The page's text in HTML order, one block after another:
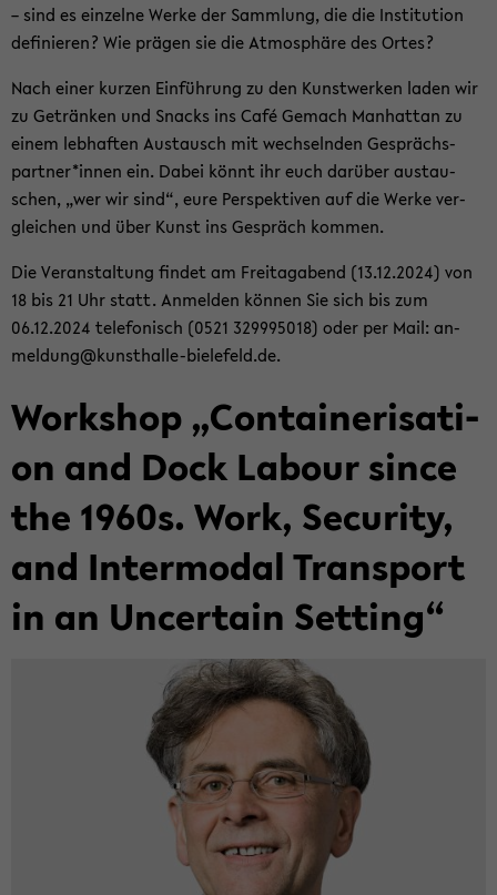
– sind es ein­zel­ne Werke der Samm­lung, die die In­sti­tu­ti­on
de­fi­nie­ren? Wie prä­gen sie die At­mo­sphä­re des Ortes?
Nach einer kur­zen Ein­füh­rung zu den Kunst­wer­ken laden wir
zu Ge­trän­ken und Snacks ins Café Ge­mach Man­hat­tan zu
einem leb­haf­ten Aus­tausch mit wech­seln­den Ge­sprächs­
part­ner*innen ein. Dabei könnt ihr euch dar­über aus­tau­
schen, „wer wir sind“, eure Per­spek­ti­ven auf die Werke ver­
glei­chen und über Kunst ins Ge­spräch kom­men.
Die Ver­an­stal­tung fin­det am Frei­tag­abend (13.12.2024) von
18 bis 21 Uhr statt. An­mel­den kön­nen Sie sich bis zum
06.12.2024 te­le­fo­nisch (0521 329995018) oder per Mail: an­
mel­dung@kunsthalle-​bielefeld.de.
Work­shop „Con­tai­ne­ri­sa­ti­
on and Dock La­bour since
the 1960s. Work, Se­cu­ri­ty,
and In­ter­mo­dal Trans­port
in an Un­cer­tain Set­ting“